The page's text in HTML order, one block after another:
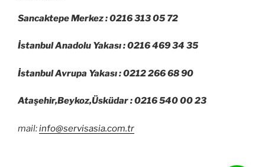
Sancaktepe Merkez : 0216 313 05 72
İstanbul Anadolu Yakası : 0216 469 34 35
İstanbul Avrupa Yakası : 0212 266 68 90
Ataşehir,Beykoz,Üsküdar : 0216 540 00 23
mail:info@servisasia.com.tr